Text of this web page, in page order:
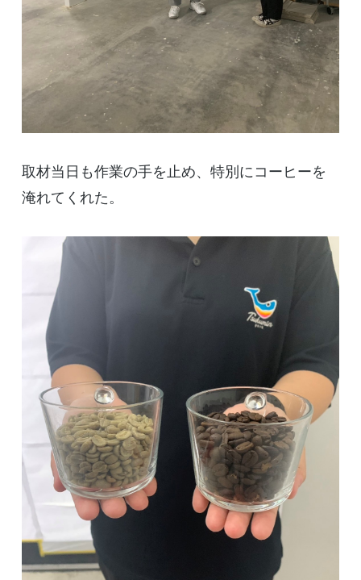
取材当日も作業の手を止め、特別にコーヒーを
淹れてくれた。